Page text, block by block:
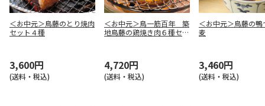
＜お中元＞鳥藤のとり焼肉
セット４種
3,600円
(送料・税込)
＜お中元＞鳥一筋百年 築
地鳥藤の鶏焼き肉６種セッ
4,720円
(送料・税込)
＜お中元＞鳥藤の鴨
麦
3,460円
(送料・税込)